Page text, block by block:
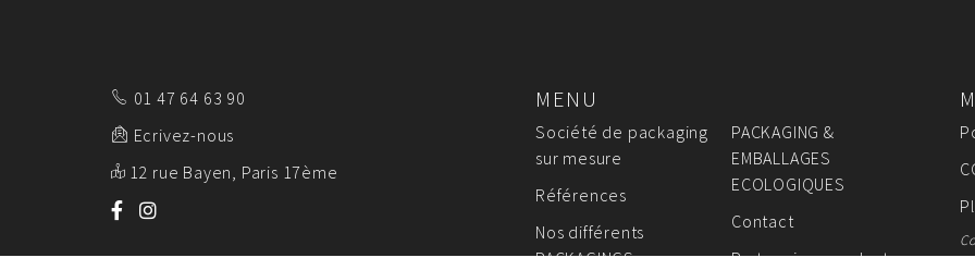
01 47 64 63 90
Ecrivez-nous
12 rue Bayen, Paris 17ème
MENU
Société de packaging
sur mesure
Références
Nos différents
PACKAGINGS sur mesure
PACKAGING &
EMBALLAGES
ECOLOGIQUES
Contact
Partenaires producteurs